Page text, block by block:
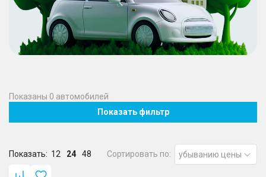
Показаны 0 автомобилей
Показать фильтр
Показать: 12 24 48 Сортировать по: убыванию цены